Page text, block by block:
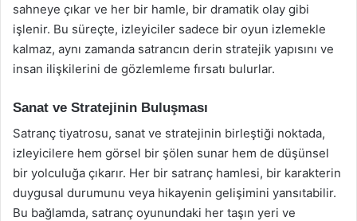
sahneye çıkar ve her bir hamle, bir dramatik olay gibi
işlenir. Bu süreçte, izleyiciler sadece bir oyun izlemekle
kalmaz, aynı zamanda satrancın derin stratejik yapısını ve
insan ilişkilerini de gözlemleme fırsatı bulurlar.
Sanat ve Stratejinin Buluşması
Satranç tiyatrosu, sanat ve stratejinin birleştiği noktada,
izleyicilere hem görsel bir şölen sunar hem de düşünsel
bir yolculuğa çıkarır. Her bir satranç hamlesi, bir karakterin
duygusal durumunu veya hikayenin gelişimini yansıtabilir.
Bu bağlamda, satranç oyunundaki her taşın yeri ve